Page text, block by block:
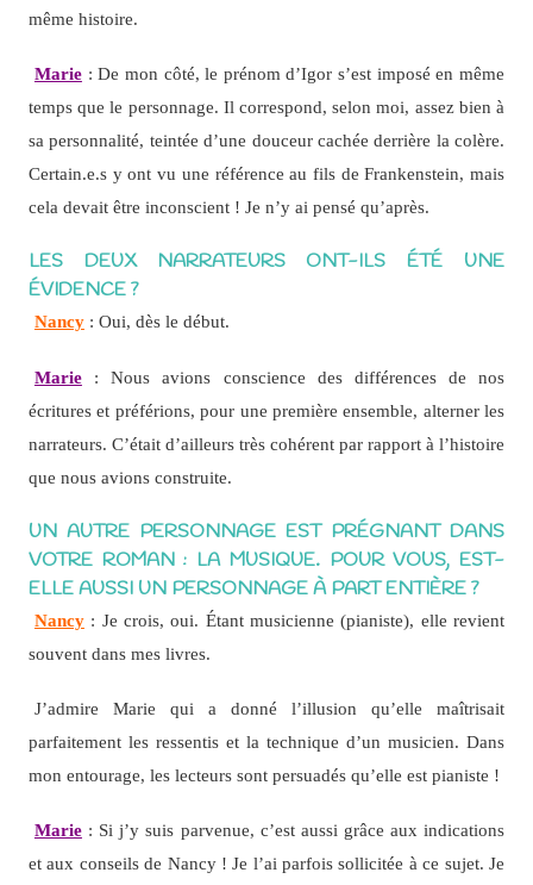
même histoire.
Marie: De mon côté, le prénom d’Igor s’est imposé en même
temps que le personnage. Il correspond, selon moi, assez bien à
sa personnalité, teintée d’une douceur cachée derrière la colère.
Certain.e.s y ont vu une référence au fils de Frankenstein, mais
cela devait être inconscient ! Je n’y ai pensé qu’après.
LES DEUX NARRATEURS ONT-ILS ÉTÉ UNE
ÉVIDENCE ?
Nancy : Oui, dès le début.
Marie: Nous avions conscience des différences de nos
écritures et préférions, pour une première ensemble, alterner les
narrateurs. C’était d’ailleurs très cohérent par rapport à l’histoire
que nous avions construite.
UN AUTRE PERSONNAGE EST PRÉGNANT DANS
VOTRE ROMAN : LA MUSIQUE. POUR VOUS, EST-
ELLE AUSSI UN PERSONNAGE À PART ENTIÈRE ?
Nancy: Je crois, oui. Étant musicienne (pianiste), elle revient
souvent dans mes livres.
J’admire Marie qui a donné l’illusion qu’elle maîtrisait
parfaitement les ressentis et la technique d’un musicien. Dans
mon entourage, les lecteurs sont persuadés qu’elle est pianiste !
Marie: Si j’y suis parvenue, c’est aussi grâce aux indications
et aux conseils de Nancy ! Je l’ai parfois sollicitée à ce sujet. Je